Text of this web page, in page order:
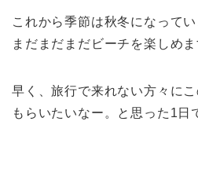
これから季節は秋冬になって
まだまだまだビーチを楽しめま
早く、旅行で来れない方々に
もらいたいなー。と思った1日